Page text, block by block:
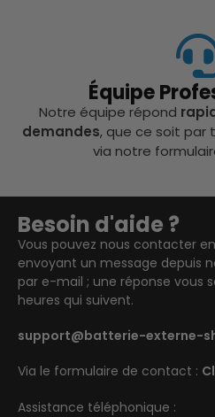
Équipe
Notre équipe répond
demandes, que ce soit par
via notre
Besoin d'aide ?
Vous pouvez nous contacter
envoyant un message depuis
par e-mail ; une réponse vous
heures qui suivent.
support@batterie-externe-
Via le formulaire de contact :
Assistance téléphonique :